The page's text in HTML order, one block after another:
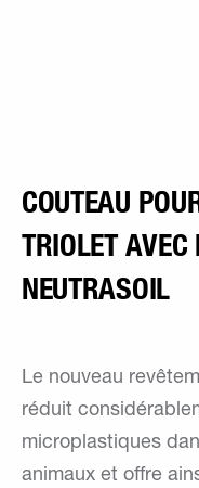
COUTEAU
TRIOLET AVEC
NEUTRASOIL
Le nouveau
réduit
microplastiques
animaux et offre